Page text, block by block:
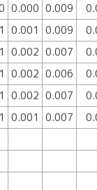
0.000 0.009
0.001 0.009
0.002 0.007
0.002 0.006
0.002 0.007
0.001 0.007